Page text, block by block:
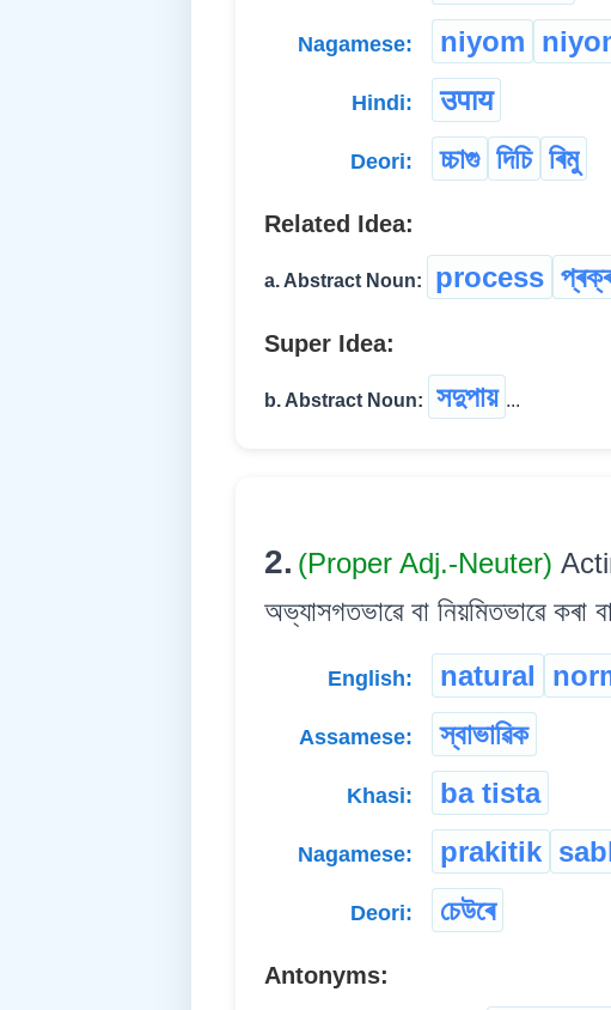
Nagamese: niyom
Hindi: उपाय
Deori: চ্চাগু দিচি ৰিমু
Related Idea:
a. Abstract Noun: process
Super Idea:
b. Abstract Noun: সদুপায় ...
2. (Proper Adj.-Neuter)
অভ্যাসগতভাৱে বা নিয়মিতভাৱে কৰা
English: natural
Assamese: স্বাভাৱিক
Khasi: ba tista
Nagamese: prakitik
Deori: চেউৰে
Antonyms: